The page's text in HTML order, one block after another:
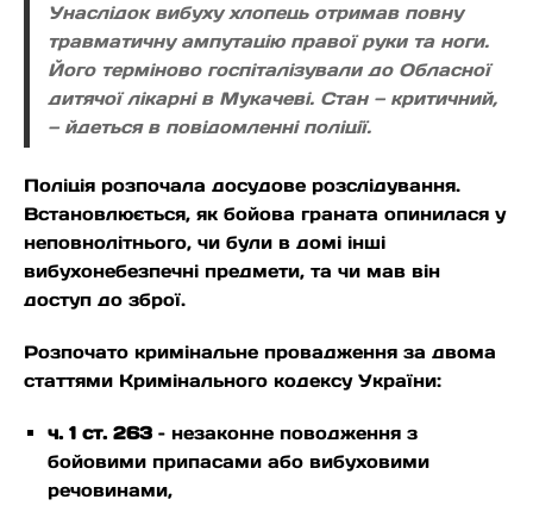
Унаслідок вибуху хлопець отримав повну
травматичну ампутацію правої руки та ноги.
Його терміново госпіталізували до Обласної
дитячої лікарні в Мукачеві. Стан — критичний,
— йдеться в повідомленні поліції.
Поліція розпочала досудове розслідування.
Встановлюється, як бойова граната опинилася у
неповнолітнього, чи були в домі інші
вибухонебезпечні предмети, та чи мав він
доступ до зброї.
Розпочато кримінальне провадження за двома
статтями Кримінального кодексу України:
ч. 1 ст. 263 – незаконне поводження з
бойовими припасами або вибуховими
речовинами,